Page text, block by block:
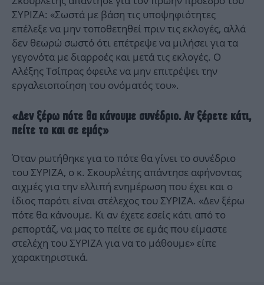
ΣΥΡΙΖΑ: «Σωστά με βάση τις υποψηφιότητες
επέλεξε να μην τοποθετηθεί πριν τις εκλογές, αλλά
δεν θεωρώ σωστό ότι επέτρεψε να μιλήσει για τα
γεγονότα με διαρροές και μετά τις εκλογές. Ο
Αλέξης Τσίπρας όφειλε να μην επιτρέψει την
εργαλειοποίηση του ονόματός του».
«Δεν ξέρω πότε θα κάνουμε συνέδριο. Αν ξέρετε κάτι,
πείτε το και σε εμάς»
Όταν ρωτήθηκε για το πότε θα γίνει το συνέδριο
του ΣΥΡΙΖΑ, ο κ. Σκουρλέτης απάντησε αφήνοντας
αιχμές για την ελλιπή ενημέρωση που έχει και ο
ίδιος παρότι είναι στέλεχος του ΣΥΡΙΖΑ. «Δεν ξέρω
πότε θα κάνουμε. Κι αν έχετε εσείς κάτι από το
ρεπορτάζ, να μας το πείτε σε εμάς που είμαστε
στελέχη του ΣΥΡΙΖΑ για να το μάθουμε» είπε
χαρακτηριστικά.